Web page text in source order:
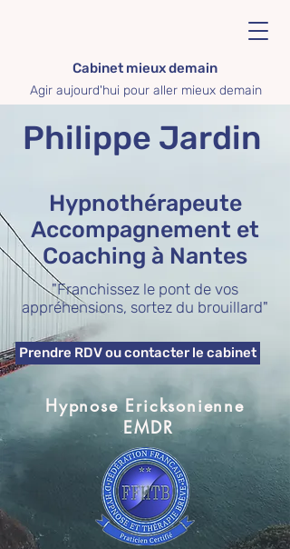
Cabinet mieux demain
Agir aujourd'hui pour aller mieux demain
Philippe Jardin
Hypnothérapeute
Accompagnement et
Coaching à Nantes
"Franchissez le pont de vos
appréhensions, sortez du brouillard"
Prendre RDV ou contacter le cabinet
Hypnose Ericksonienne
EMDR